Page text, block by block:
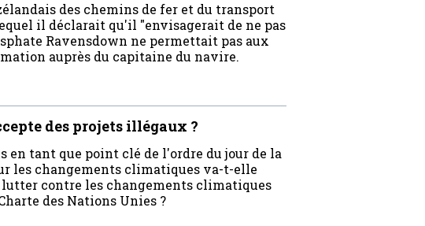
des chemins de fer et du transport
il déclarait qu'il "envisagerait de ne pas
Ravensdown ne permettait pas aux
auprès du capitaine du navire.
des projets illégaux ?
en tant que point clé de l'ordre du jour de la
les changements climatiques va-t-elle
contre les changements climatiques
des Nations Unies ?